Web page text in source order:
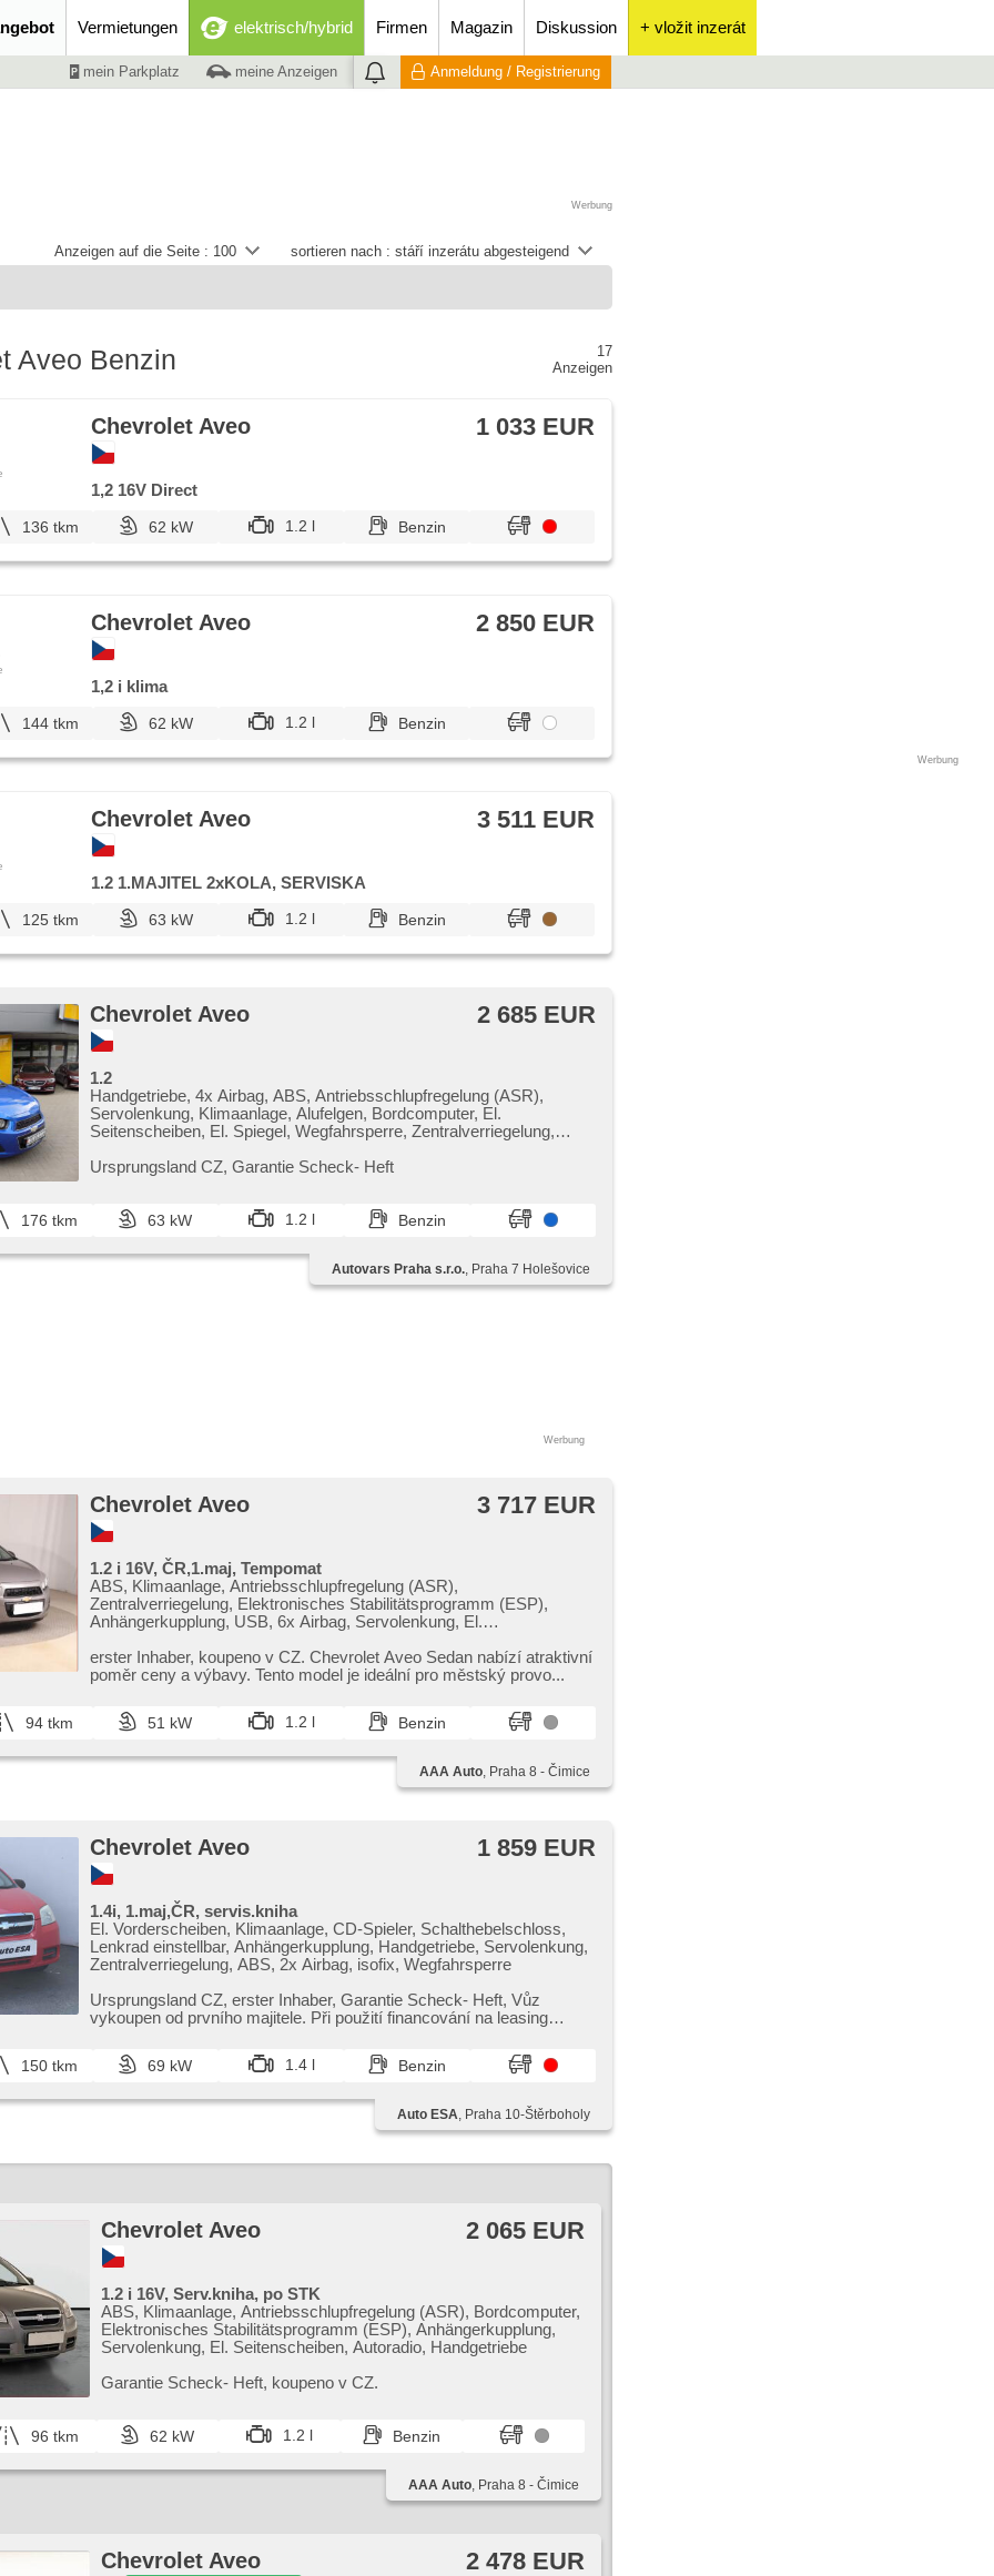
Vermietungen elektrisch/hybrid Firmen Magazin Diskussion + vložit inzerát
mein Parkplatz meine Anzeigen Anmeldung / Registrierung
Werbung
sortieren nach : stáří inzerátu abgesteigend
Anzeigen auf die Seite : 100
Aveo Benzin
17
Anzeigen
Chevrolet Aveo 1 033 EUR
1,2 16V Direct
136 tkm 62 kW 1.2 l Benzin
Chevrolet Aveo 2 850 EUR
1,2 i klima
144 tkm 62 kW 1.2 l Benzin
Chevrolet Aveo 3 511 EUR
1.2 1.MAJITEL 2xKOLA, SERVISKA
125 tkm 63 kW 1.2 l Benzin
Chevrolet Aveo 2 685 EUR
1.2
Handgetriebe, 4x Airbag, ABS, Antriebsschlupfregelung (ASR),
Servolenkung, Klimaanlage, Alufelgen, Bordcomputer, El.
Seitenscheiben, El. Spiegel, Wegfahrsperre, Zentralverriegelung,
Ursprungsland CZ,​ Garantie Scheck​- Heft
176 tkm 63 kW 1.2 l Benzin
Autovars Praha s.r.o., Praha 7 Holešovice
Werbung
Chevrolet Aveo 3 717 EUR
1.2 i 16V, ČR,1.maj, Tempomat
ABS, Klimaanlage, Antriebsschlupfregelung (ASR),
Zentralverriegelung, Elektronisches Stabilitätsprogramm (ESP),
Anhängerkupplung, USB, 6x Airbag, Servolenkung, El.
erster Inhaber,​ koupeno v CZ. Chevrolet Aveo Sedan nabízí atraktivní
poměr ceny a výbavy. Tento model je ideální pro městský provo...
94 tkm 51 kW 1.2 l Benzin
AAA Auto, Praha 8 - Čimice
Chevrolet Aveo 1 859 EUR
1.4i, 1.maj,ČR, servis.kniha
El. Vorderscheiben, Klimaanlage, CD-Spieler, Schalthebelschloss,
Lenkrad einstellbar, Anhängerkupplung, Handgetriebe, Servolenkung,
Zentralverriegelung, ABS, 2x Airbag, isofix, Wegfahrsperre
Ursprungsland CZ,​ erster Inhaber,​ Garantie Scheck​- Heft,​ Vůz
vykoupen od prvního majitele. Při použití financování na leasing
150 tkm 69 kW 1.4 l Benzin
Auto ESA, Praha 10-Štěrboholy
Chevrolet Aveo 2 065 EUR
1.2 i 16V, Serv.kniha, po STK
ABS, Klimaanlage, Antriebsschlupfregelung (ASR), Bordcomputer,
Elektronisches Stabilitätsprogramm (ESP), Anhängerkupplung,
Servolenkung, El. Seitenscheiben, Autoradio, Handgetriebe
Garantie Scheck​- Heft,​ koupeno v CZ.
96 tkm 62 kW 1.2 l Benzin
AAA Auto, Praha 8 - Čimice
Chevrolet Aveo 2 478 EUR
Werbung